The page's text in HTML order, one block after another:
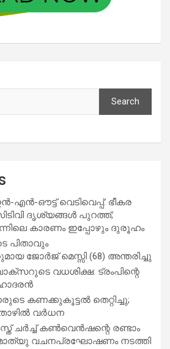
Search
ഔട്ട് വെടിവെപ്പ്: ഭീകര
ദൃശ്യങ്ങൾ പുറത്ത്;
കാരണം ഇപ്പോഴും ദുരൂഹം
പിതാവും
ജോർജ് മെസ്സി (68) അന്തരിച്ചു
വധശിക്ഷ: ട്രംപിന്റെ
കണക്കുകൂട്ടൽ തെറ്റിച്ചു;
വർധന
ചർച്ച് കൺവെൻഷന്റെ രണ്ടാം
മാത്യു വചനപ്രഘോഷണം നടത്തി